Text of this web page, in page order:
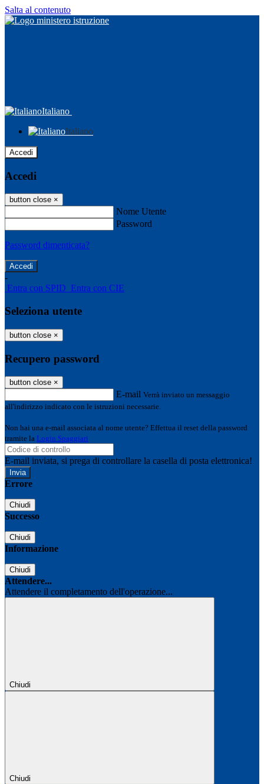
Salta al contenuto
Italiano
Italiano
Accedi
Accedi
button close ×
Nome Utente
Password
Password dimenticata?
-
Entra con SPID Entra con CIE
Seleziona utente
button close ×
Recupero password
button close ×
E-mail Verrà inviato un messaggio
all'indirizzo indicato con le istruzioni necessarie.
Non hai una e-mail associata al nome utente? Effettua il reset della password
tramite la Login Spaggiari
E-mail inviata, si prega di controllare la casella di posta elettronica!
Errore
Chiudi
Successo
Chiudi
Informazione
Chiudi
Attendere...
Attendere il completamento dell'operazione...
Chiudi
Chiudi